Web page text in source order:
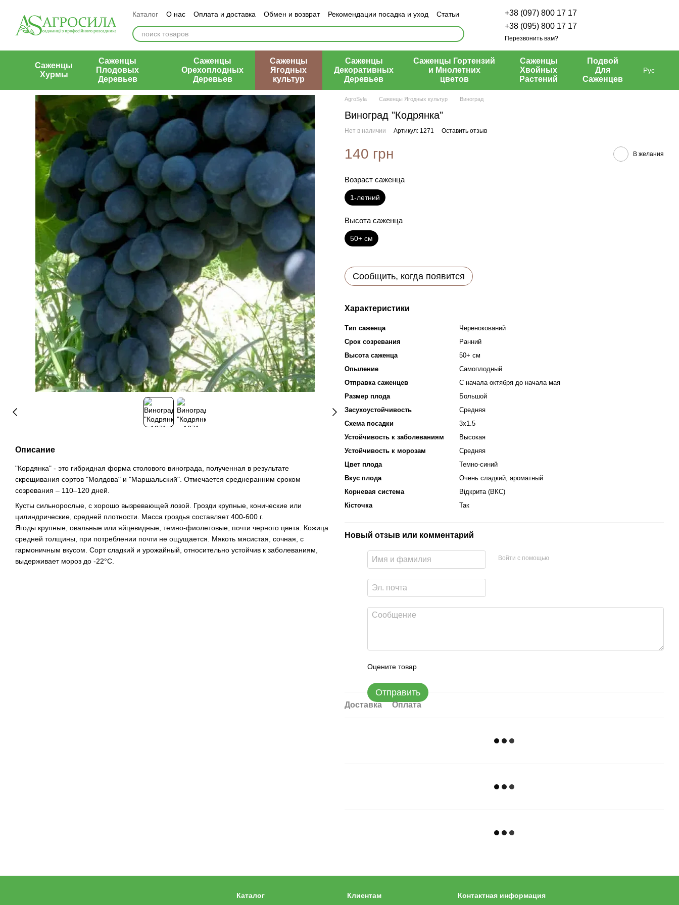
Каталог О нас Оплата и доставка Обмен и возврат Рекомендации посадка и уход
Статьи
Контакты
Отзывы о магазине
+38 (097) 800 17 17
+38 (095) 800 17 17
Перезвонить вам?
Саженцы
Хурмы
Саженцы
Плодовых
Деревьев
Саженцы
Орехоплодных
Деревьев
Саженцы
Ягодных
культур
Саженцы
Декоративных
Деревьев
Саженцы Гортензий
и Мнолетних
цветов
Саженцы
Хвойных
Растений
Подвой
Для
Саженцев
Рус
Описание
"Кордянка" - это гибридная форма столового винограда, полученная в результате
скрещивания сортов "Молдова" и "Маршальский". Отмечается среднеранним сроком
созревания – 110–120 дней.
Кусты сильнорослые, с хорошо вызревающей лозой. Грозди крупные, конические или
цилиндрические, средней плотности. Масса гроздья составляет 400-600 г.
Ягоды крупные, овальные или яйцевидные, темно-фиолетовые, почти черного цвета. Кожица
средней толщины, при потреблении почти не ощущается. Мякоть мясистая, сочная, с
гармоничным вкусом. Сорт сладкий и урожайный, относительно устойчив к заболеваниям,
выдерживает мороз до -22°C.
AgroSyla Саженцы Ягодных культур Виноград
Виноград "Кодрянка"
Нет в наличии Артикул: 1271 Оставить отзыв
140 грн В желания
Возраст саженца
1-летний
Высота саженца
50+ см
Сообщить, когда появится
Характеристики
Тип саженца
Черенокований
Срок созревания
Ранний
Высота саженца
50+ см
Опыление
Самоплодный
Отправка саженцев
С начала октября до начала мая
Размер плода
Большой
Засухоустойчивость
Средняя
Схема посадки
3x1.5
Устойчивость к заболеваниям
Высокая
Устойчивость к морозам
Средняя
Цвет плода
Темно-синий
Вкус плода
Очень сладкий, ароматный
Корневая система
Відкрита (ВКС)
Кісточка
Так
Новый отзыв или комментарий
Войти с помощью
Оцените товар
Отправить
Доставка Оплата
Каталог Клиентам Контактная информация